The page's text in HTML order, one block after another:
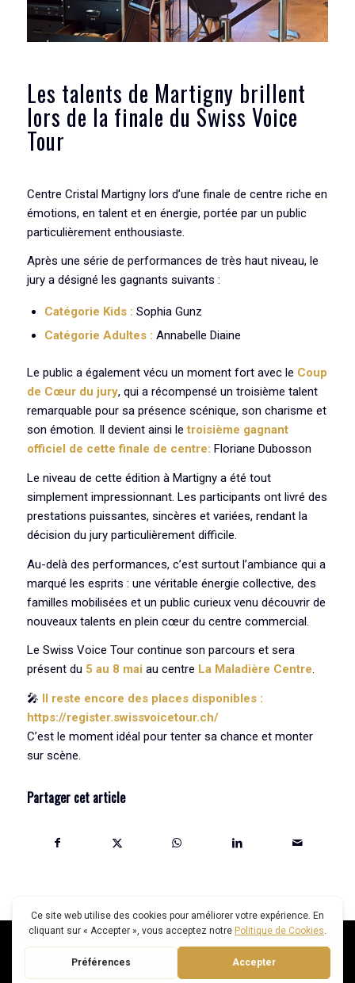
Les talents de Martigny brillent
lors de la finale du Swiss Voice
Tour
Centre Cristal Martignylors d’une finale de centre riche en
émotions, en talent et en énergie, portée par un public
particulièrement enthousiaste.
Après une série de performances de très haut niveau, le
jury a désigné les gagnants suivants :
Catégorie Kids : Sophia Gunz
Catégorie Adultes : Annabelle Diaine
Le public a également vécu un moment fort avec le Coup
de Cœur du jury, qui a récompensé un troisième talent
remarquable pour sa présence scénique, son charisme et
son émotion. Il devient ainsi letroisième gagnant
officiel de cette finale de centre: Floriane Dubosson
Le niveau de cette édition à Martigny a été tout
simplement impressionnant. Les participants ont livré des
prestations puissantes, sincères et variées, rendant la
décision du jury particulièrement difficile.
Au-delà des performances, c’est surtout l’ambiance qui a
marqué les esprits : une véritable énergie collective, des
familles mobilisées et un public curieux venu découvrir de
nouveaux talents en plein cœur du centre commercial.
Le Swiss Voice Tour continue son parcours et sera
présent du 5 au 8 mai au centre La Maladière Centre.
🎤 Il reste encore des places disponibles :
https://register.swissvoicetour.ch/
C’est le moment idéal pour tenter sa chance et monter
sur scène.
Partager cet article